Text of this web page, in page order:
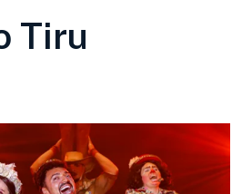
Tiru